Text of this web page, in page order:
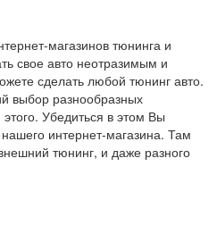
магазинов тюнинга и
свое авто неотразимым и
сделать любой тюнинг авто.
выбор разнообразных
Убедиться в этом Вы
интернет-магазина. Там
тюнинг, и даже разного